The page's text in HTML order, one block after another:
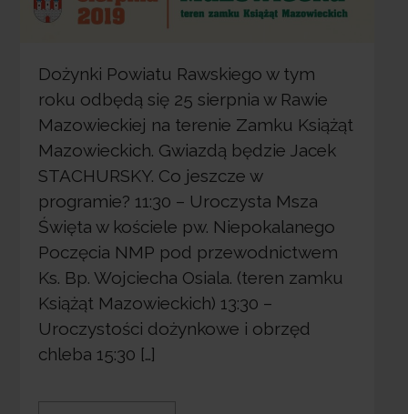
Dożynki Powiatu Rawskiego w tym
roku odbędą się 25 sierpnia w Rawie
Mazowieckiej na terenie Zamku Książąt
Mazowieckich. Gwiazdą będzie Jacek
STACHURSKY. Co jeszcze w
programie? 11:30 – Uroczysta Msza
Święta w kościele pw. Niepokalanego
Poczęcia NMP pod przewodnictwem
Ks. Bp. Wojciecha Osiala. (teren zamku
Książąt Mazowieckich) 13:30 –
Uroczystości dożynkowe i obrzęd
chleba 15:30 […]